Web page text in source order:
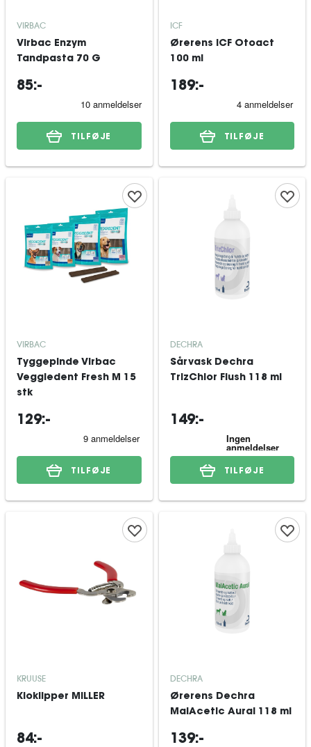
VIRBAC
Virbac Enzym
Tandpasta 70 G
85:-
TILFØJE
ICF
Ørerens ICF Otoact
100 ml
189:-
TILFØJE
VIRBAC
Tyggepinde Virbac
Veggiedent Fresh M 15
stk
129:-
TILFØJE
DECHRA
Sårvask Dechra
TrizChlor Flush 118 ml
149:-
TILFØJE
KRUUSE
Kloklipper MILLER
84:-
DECHRA
Ørerens Dechra
MalAcetic Aural 118 ml
139:-